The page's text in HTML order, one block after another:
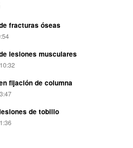
fracturas óseas
lesiones musculares
fijación de columna
de tobillo